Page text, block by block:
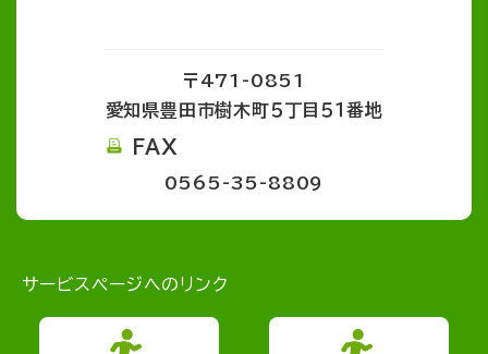
〒471-0851
愛知県豊田市樹木町５丁目５１番地
FAX
0565-35-8809
サービスページへのリンク